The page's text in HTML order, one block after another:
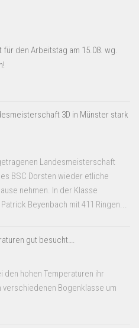
den Arbeitstag am 15.08. wg.
3D in Münster stark
Landesmeisterschaft
BSC Dorsten wieder etliche
nehmen. In der Klasse
Beyenbach mit 411 Ringen...
gut besucht….
den hohen Temperaturen ihr
Bogenklasse um